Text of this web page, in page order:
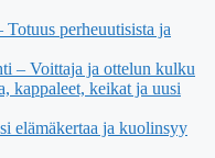
perheuutisista ja
– Voittaja ja ottelun kulku
kappaleet, keikat ja uusi
elämäkertaa ja kuolinsyy